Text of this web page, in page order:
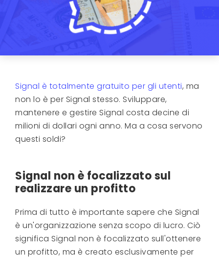
Signal è totalmente gratuito per gli utenti, ma
non lo è per Signal stesso. Sviluppare,
mantenere e gestire Signal costa decine di
milioni di dollari ogni anno. Ma a cosa servono
questi soldi?
Signal non è focalizzato sul
realizzare un profitto
Prima di tutto è importante sapere che Signal
è un'organizzazione senza scopo di lucro. Ciò
significa Signal non è focalizzato sull'ottenere
un profitto, ma è creato esclusivamente per